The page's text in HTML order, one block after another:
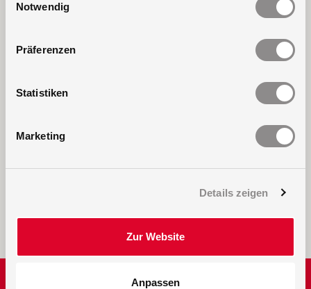
Notwendig
Präferenzen
Statistiken
Marketing
Details zeigen
Zur Website
Anpassen